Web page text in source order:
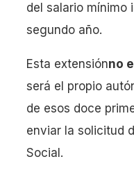
del salario mínimo
segundo año.
Esta extensiónno
será el propio
de esos doce
enviar la solicitud
Social.